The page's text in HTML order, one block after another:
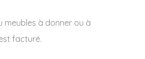
meubles à donner ou à
facturé.